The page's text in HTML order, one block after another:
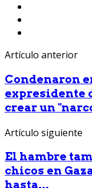
Artículo anterior
Condenaron
expresidente
crear un
Artículo siguiente
El hambre
chicos en
hasta...